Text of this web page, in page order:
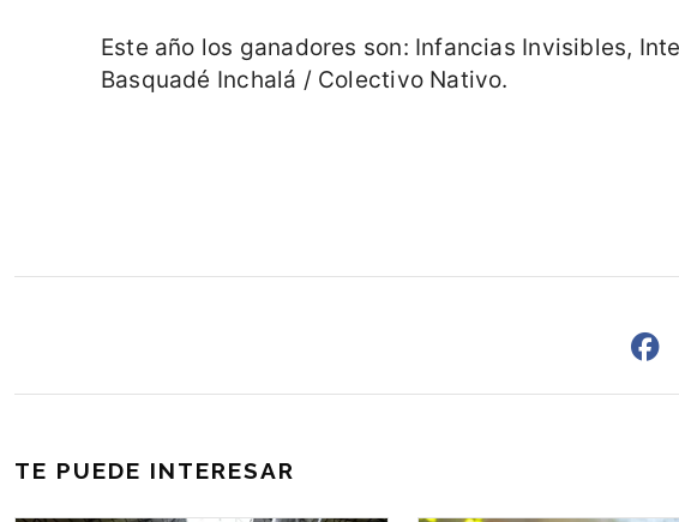
Este año los ganadores son: Infancias Invisibles,
Basquadé Inchalá / Colectivo Nativo.
TE PUEDE INTERESAR